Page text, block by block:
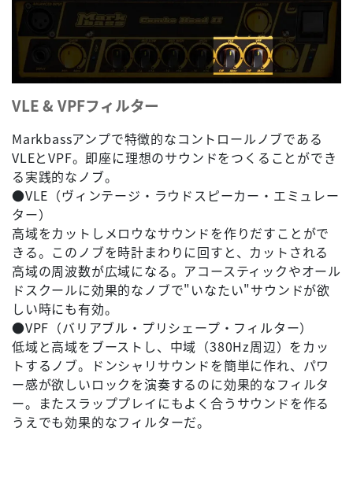
VLE & VPFフィルター
Markbassアンプで特徴的なコントロールノブである
VLEとVPF。即座に理想のサウンドをつくることができ
る実践的なノブ。
●VLE（ヴィンテージ・ラウドスピーカー・エミュレー
ター）
高域をカットしメロウなサウンドを作りだすことがで
きる。このノブを時計まわりに回すと、カットされる
高域の周波数が広域になる。アコースティックやオール
ドスクールに効果的なノブで"いなたい"サウンドが欲
しい時にも有効。
●VPF（バリアブル・プリシェープ・フィルター）
低域と高域をブーストし、中域（380Hz周辺）をカッ
トするノブ。ドンシャリサウンドを簡単に作れ、パワ
ー感が欲しいロックを演奏するのに効果的なフィルタ
ー。またスラッププレイにもよく合うサウンドを作る
うえでも効果的なフィルターだ。